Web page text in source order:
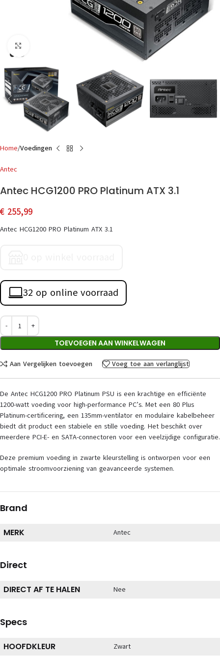
Home Voedingen
Antec
Antec HCG1200 PRO Platinum ATX 3.1
€ 255,99
Antec HCG1200 PRO Platinum ATX 3.1
32 op online voorraad
TOEVOEGEN AAN WINKELWAGEN
Aan Vergelijken toevoegen Voeg toe aan verlanglijst
De Antec HCG1200 PRO Platinum PSU is een krachtige en efficiënte
1200-watt voeding voor high-performance PC’s. Met een 80 Plus
Platinum-certificering, een 135mm-ventilator en modulaire kabelbeheer
biedt dit product een stabiele en stille voeding. Het beschikt over
meerdere PCI-E- en SATA-connectoren voor een veelzijdige configuratie.
Deze premium voeding in zwarte kleurstelling is ontworpen voor een
optimale stroomvoorziening van geavanceerde systemen.
Brand
MERK Antec
Direct
DIRECT AF TE HALEN Nee
Specs
HOOFDKLEUR Zwart